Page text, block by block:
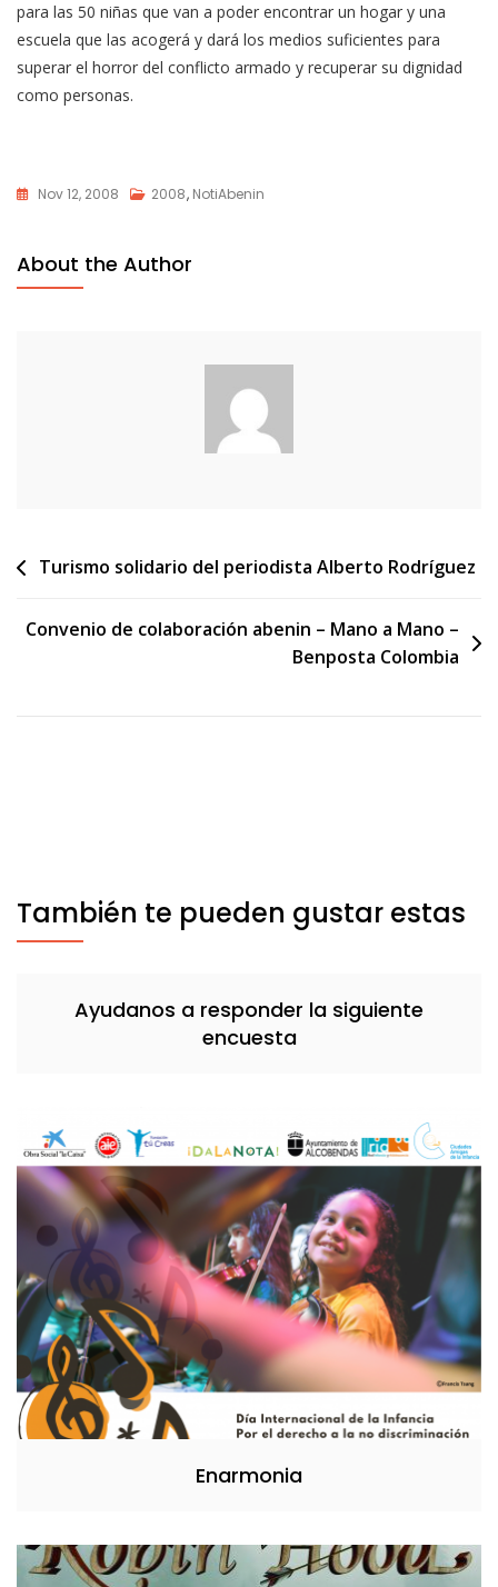
para las 50 niñas que van a poder encontrar un hogar y una
escuela que las acogerá y dará los medios suficientes para
superar el horror del conflicto armado y recuperar su dignidad
como personas.
Nov 12, 2008 2008, NotiAbenin
About the Author
Navegación
entradas
Turismo solidario del periodista Alberto Rodríguez
Convenio de colaboración abenin – Mano a Mano –
Benposta Colombia
También te pueden gustar estas
Ayudanos a responder la siguiente
encuesta
Enarmonia